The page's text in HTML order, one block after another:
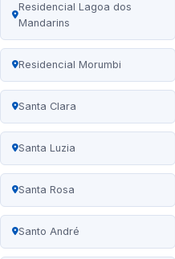
Residencial Lagoa dos
Mandarins
Residencial Morumbi
Santa Clara
Santa Luzia
Santa Rosa
Santo André